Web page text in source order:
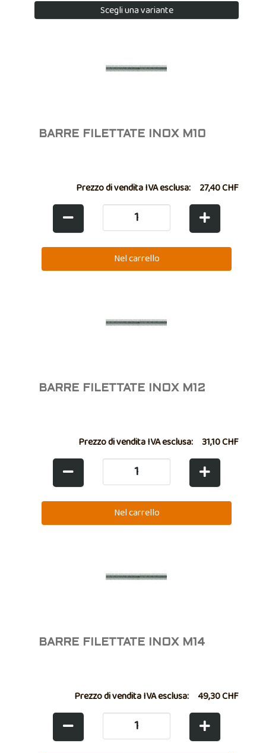
Scegli una variante
BARRE FILETTATE INOX M10
Prezzo di vendita IVA esclusa: 27,40 CHF
BARRE FILETTATE INOX M12
Prezzo di vendita IVA esclusa: 31,10 CHF
BARRE FILETTATE INOX M14
Prezzo di vendita IVA esclusa: 49,30 CHF